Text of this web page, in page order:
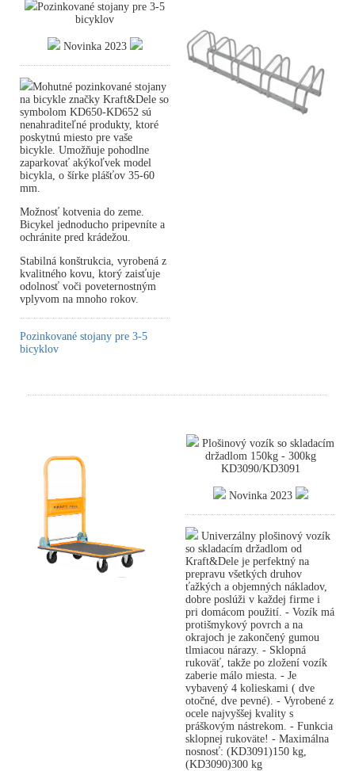
Pozinkované stojany pre 3-5
bicyklov
Novinka 2023
Mohutné pozinkované stojany
na bicykle značky Kraft&Dele so
symbolom KD650-KD652 sú
nenahraditeľné produkty, ktoré
poskytnú miesto pre vaše
bicykle. Umožňuje pohodlne
zaparkovať akýkoľvek model
bicykla, o šírke plášťov 35-60
mm.
Možnosť kotvenia do zeme.
Bicykel jednoducho pripevníte a
ochránite pred krádežou.
Stabilná konštrukcia, vyrobená z
kvalitného kovu, ktorý zaisťuje
odolnosť voči poveternostným
vplyvom na mnoho rokov.
Pozinkované stojany pre 3-5
bicyklov
Plošinový vozík so skladacím
držadlom 150kg - 300kg
KD3090/KD3091
Novinka 2023
Univerzálny plošinový vozík
so skladacím držadlom od
Kraft&Dele je perfektný na
prepravu všetkých druhov
ťažkých a objemných nákladov,
dobre poslúži v každej firme i
pri domácom použití. - Vozík má
protišmykový povrch a na
okrajoch je zakončený gumou
tlmiacou nárazy. - Sklopná
rukoväť, takže po zložení vozík
zaberie málo miesta. - Je
vybavený 4 kolieskami ( dve
otočné, dve pevné). - Vyrobené z
ocele najvyššej kvality s
práškovým nástrekom. - Funkcia
sklopnej rukoväte! - Maximálna
nosnosť: (KD3091)150 kg,
(KD3090)300 kg